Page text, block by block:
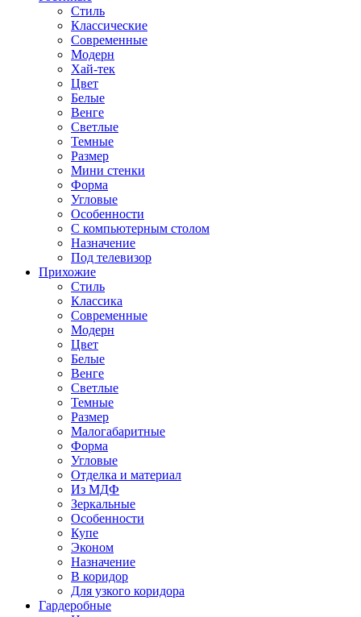
Стиль
Классические
Современные
Модерн
Хай-тек
Цвет
Белые
Венге
Светлые
Темные
Размер
Мини стенки
Форма
Угловые
Особенности
С компьютерным столом
Назначение
Под телевизор
Прихожие
Стиль
Классика
Современные
Модерн
Цвет
Белые
Венге
Светлые
Темные
Размер
Малогабаритные
Форма
Угловые
Отделка и материал
Из МДФ
Зеркальные
Особенности
Купе
Эконом
Назначение
В коридор
Для узкого коридора
Гардеробные